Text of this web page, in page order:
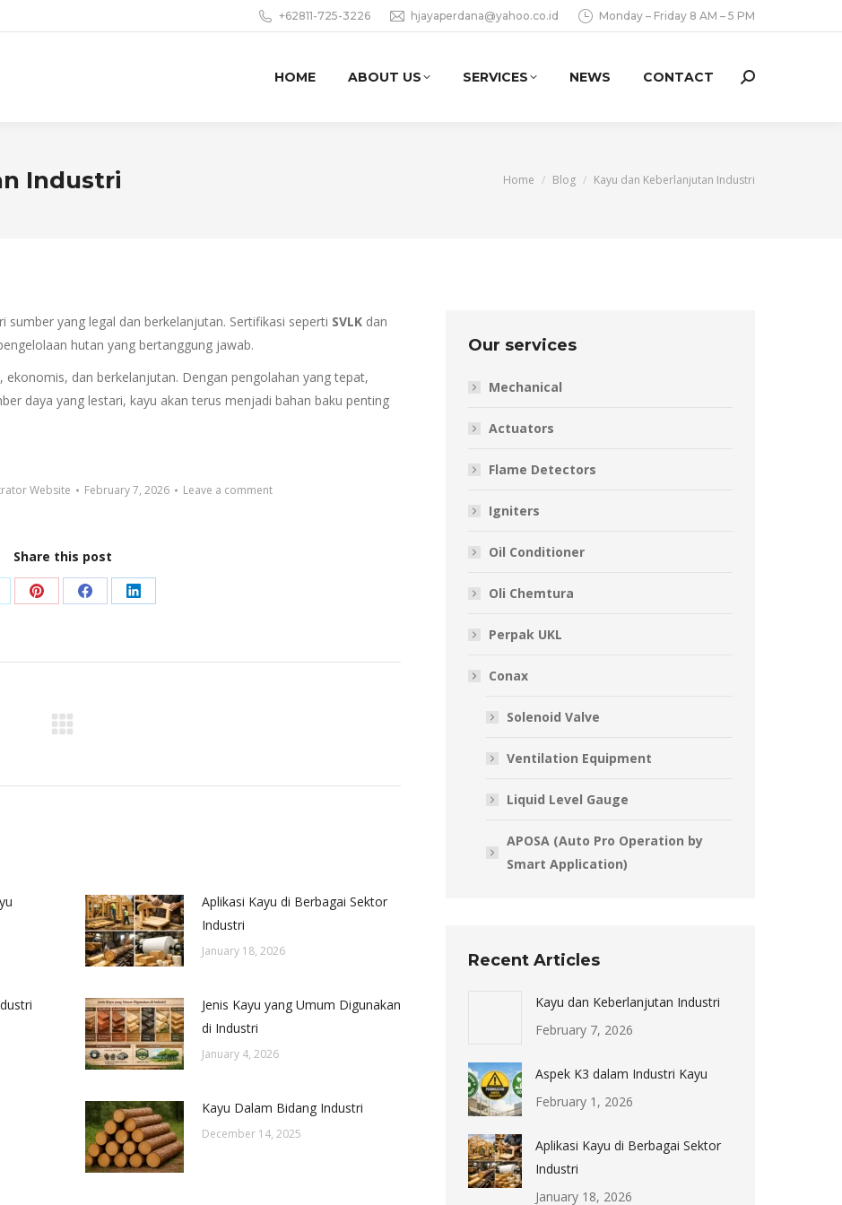
+62811-725-3226 hjayaperdana@yahoo.co.id Monday – Friday 8 AM – 5 PM
HOME ABOUT US SERVICES NEWS CONTACT Search:
Industri You are here:
Home Blog Kayu dan Keberlanjutan Industri
yang legal dan berkelanjutan. Sertifikasi seperti SVLK dan
hutan yang bertanggung jawab.
dan berkelanjutan. Dengan pengolahan yang tepat,
daya yang lestari, kayu akan terus menjadi bahan baku penting
Website February 7, 2026 Leave a comment
Share this post
Share
Pinterest
Share
Facebook
Share
LinkedIn
Aplikasi Kayu di Berbagai Sektor
Industri
January 18, 2026
Jenis Kayu yang Umum Digunakan
di Industri
January 4, 2026
Kayu Dalam Bidang Industri
December 14, 2025
Our services
Mechanical
Actuators
Flame Detectors
Igniters
Oil Conditioner
Oli Chemtura
Perpak UKL
Conax
Solenoid Valve
Ventilation Equipment
Liquid Level Gauge
APOSA (Auto Pro Operation by
Smart Application)
Recent Articles
Kayu dan Keberlanjutan Industri
February 7, 2026
Aspek K3 dalam Industri Kayu
February 1, 2026
Aplikasi Kayu di Berbagai Sektor
Industri
January 18, 2026